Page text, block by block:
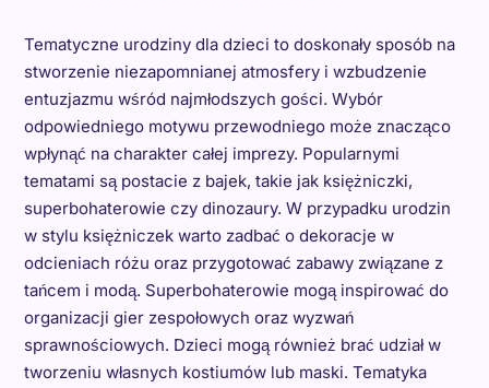
Tematyczne urodziny dla dzieci to doskonały sposób na
stworzenie niezapomnianej atmosfery i wzbudzenie
entuzjazmu wśród najmłodszych gości. Wybór
odpowiedniego motywu przewodniego może znacząco
wpłynąć na charakter całej imprezy. Popularnymi
tematami są postacie z bajek, takie jak księżniczki,
superbohaterowie czy dinozaury. W przypadku urodzin
w stylu księżniczek warto zadbać o dekoracje w
odcieniach różu oraz przygotować zabawy związane z
tańcem i modą. Superbohaterowie mogą inspirować do
organizacji gier zespołowych oraz wyzwań
sprawnościowych. Dzieci mogą również brać udział w
tworzeniu własnych kostiumów lub maski. Tematyka